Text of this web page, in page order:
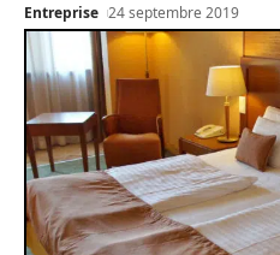
Entreprise 24 septembre 2019